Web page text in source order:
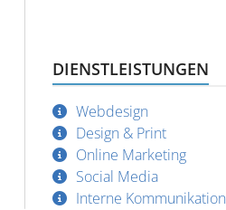
DIENSTLEISTUNGEN
Webdesign
Design & Print
Online Marketing
Social Media
Interne Kommunikation